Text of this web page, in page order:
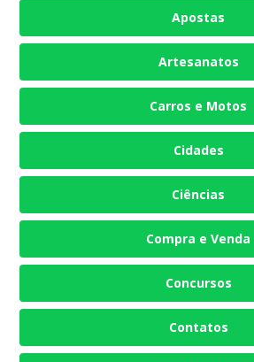
Apostas
Artesanatos
Carros e Motos
Cidades
Ciências
Compra e Venda
Concursos
Contatos